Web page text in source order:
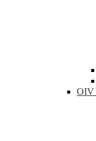
OIV